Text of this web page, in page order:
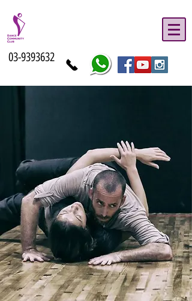
03-9393632